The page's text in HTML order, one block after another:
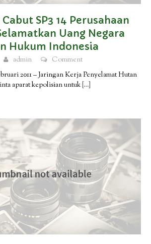
SP3 14 Perusahaan
Uang Negara
Hukum Indonesia
admin
Comment
2011 – Jaringan Kerja Penyelamat Hutan
aparat kepolisian untuk […]